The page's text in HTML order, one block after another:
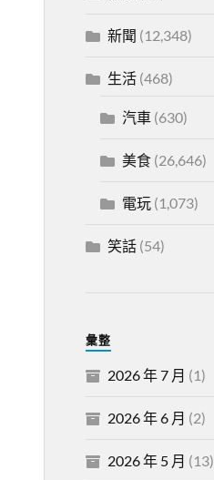
新聞 (12,348)
生活(468)
汽車(630)
美食(26,646)
電玩(1,073)
笑話(54)
彙整
2026 年 7 月 (1)
2026 年 6 月 (2)
2026 年 5 月 (13)